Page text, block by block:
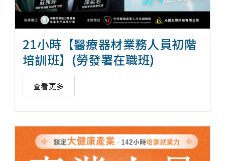
21小時【醫療器材業務人員初階
培訓班】(勞發署在職班)
查看更多